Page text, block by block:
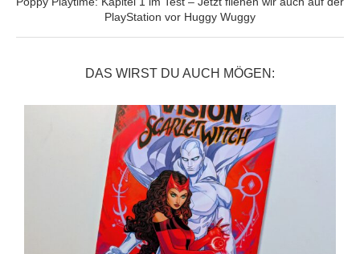
PlayStation vor Huggy Wuggy
DAS WIRST DU AUCH MÖGEN: